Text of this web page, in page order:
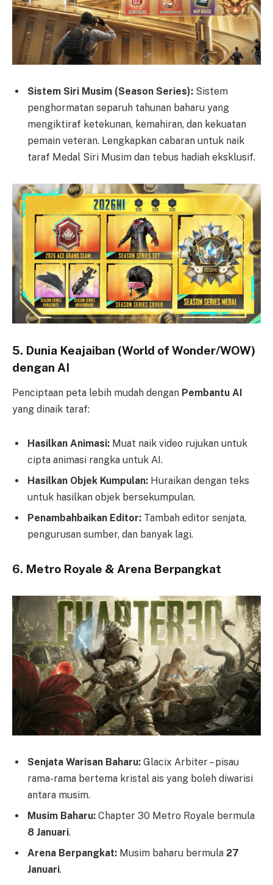
Sistem Siri Musim (Season Series): Sistem
penghormatan separuh tahunan baharu yang
mengiktiraf ketekunan, kemahiran, dan kekuatan
pemain veteran. Lengkapkan cabaran untuk naik
taraf Medal Siri Musim dan tebus hadiah eksklusif.
5. Dunia Keajaiban (World of Wonder/WOW)
dengan AI
Penciptaan peta lebih mudah dengan Pembantu AI
yang dinaik taraf:
Hasilkan Animasi: Muat naik video rujukan untuk
cipta animasi rangka untuk AI.
Hasilkan Objek Kumpulan: Huraikan dengan teks
untuk hasilkan objek bersekumpulan.
Penambahbaikan Editor: Tambah editor senjata,
pengurusan sumber, dan banyak lagi.
6. Metro Royale & Arena Berpangkat
Senjata Warisan Baharu: Glacix Arbiter – pisau
rama-rama bertema kristal ais yang boleh diwarisi
antara musim.
Musim Baharu: Chapter 30 Metro Royale bermula
8 Januari.
Arena Berpangkat: Musim baharu bermula 27
Januari.